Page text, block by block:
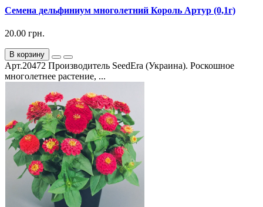
Семена дельфиниум многолетний Король Артур (0,1г)
20.00 грн.
В корзину
Арт.20472 Производитель SeedEra (Украина). Роскошное
многолетнее растение, ...